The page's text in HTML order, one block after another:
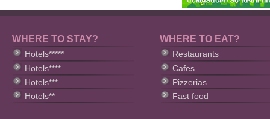
WHERE TO STAY?
Hotels*****
Hotels****
Hotels***
Hotels**
WHERE TO EAT?
Restaurants
Cafes
Pizzerias
Fast food